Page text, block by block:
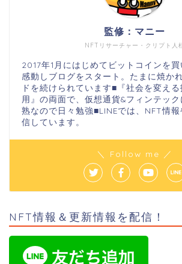
NFTリサーチャー・クリプト人
監修：マニー
2017年1月にはじめてビットコインを
感動しブログをスタート。たまに焼か
ドを続けられています■『社会を変え
用』の両面で、仮想通貨&フィンテッ
熟なので日々勉強■LINEでは、NFT情
信しています。
＼ Follow me ／
NFT情報＆更新情報を配信！